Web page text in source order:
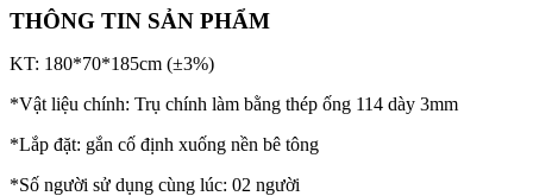
THÔNG TIN SẢN PHẨM
KT: 180*70*185cm (±3%)
*Vật liệu chính: Trụ chính làm bằng thép ống 114 dày 3mm
*Lắp đặt: gắn cố định xuống nền bê tông
*Số người sử dụng cùng lúc: 02 người